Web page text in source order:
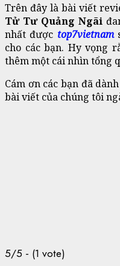
Trên đây là bài viết
Tử Tư Quảng Ngãi
nhất được top7vietnam
cho các bạn. Hy vọng
thêm một cái nhìn tổng
Cám ơn các bạn đã
bài viết của chúng tôi
5/5 - (1 vote)